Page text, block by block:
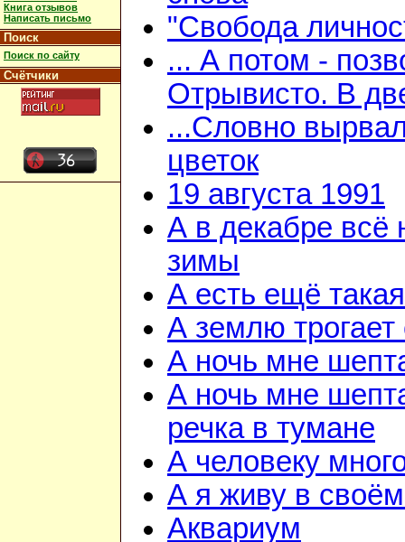
Книга отзывов
Написать письмо
Поиск
Поиск по сайту
Счётчики
"Свобода
... А потом -
Отрывисто. В
...Словно
цветок
19 августа 1991
А в декабре всё
зимы
А есть ещё
А землю трогает
А ночь мне
А ночь мне
речка в тумане
А человеку
А я живу в своём
Аквариум